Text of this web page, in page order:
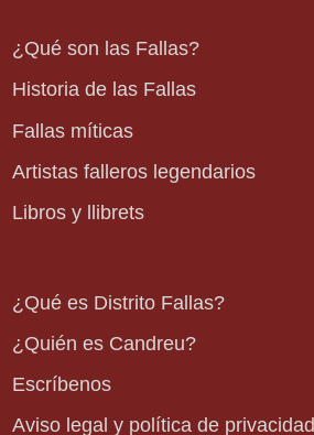
¿Qué son las Fallas?
Historia de las Fallas
Fallas míticas
Artistas falleros legendarios
Libros y llibrets
¿Qué es Distrito Fallas?
¿Quién es Candreu?
Escríbenos
Aviso legal y política de privacidad